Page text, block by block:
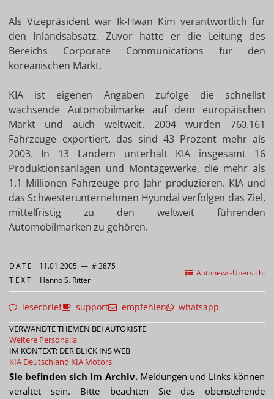
Als Vizepräsident war Ik-Hwan Kim verantwortlich für
den Inlandsabsatz. Zuvor hatte er die Leitung des
Bereichs Corporate Communications für den
koreanischen Markt.
KIA ist eigenen Angaben zufolge die schnellst
wachsende Automobilmarke auf dem europäischen
Markt und auch weltweit. 2004 wurden 760.161
Fahrzeuge exportiert, das sind 43 Prozent mehr als
2003. In 13 Ländern unterhält KIA insgesamt 16
Produktionsanlagen und Montagewerke, die mehr als
1,1 Millionen Fahrzeuge pro Jahr produzieren. KIA und
das Schwesterunternehmen Hyundai verfolgen das Ziel,
mittelfristig zu den weltweit führenden
Automobilmarken zu gehören.
Autonews-Übersicht
DATE 11.01.2005 — # 3875
TEXT Hanno S. Ritter
leserbrief support empfehlen whatsapp
VERWANDTE THEMEN BEI AUTOKISTE
Weitere Personalia
IM KONTEXT: DER BLICK INS WEB
KIA Deutschland KIA Motors
Sie befinden sich im Archiv.Meldungen und Links können
veraltet sein. Bitte beachten Sie das obenstehende